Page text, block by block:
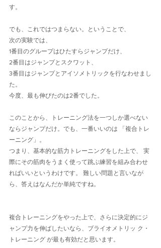
す。
でも、これではつまらない。ということで、
次の実験では、
1番目のグループはひたすらジャンプだけ、
2番目はジャンプとスクワット、
3番目はジャンプとアイソメトリックを行なわせまし
た。
今度、最も伸びたのは2番でした。
このことから、トレーニング法を一つしか選べない
ならジャンプだけ。でも、一番いいのは 「複合トレ
ーニング」。
つまり、基本的な筋力トレーニングをした上で、 実
際にその筋肉をうまく使って跳ぶ練習を組み合わせ
ればいいというわけです。 難しい問題と言いなが
ら、答えはなんだか単純ですね。
複合トレーニングをやった上で、さらに決定的にジ
ャンプ力を伸ばしたいなら、ブライオメトリッ ク・
トレーニング が最も有効だと思います。